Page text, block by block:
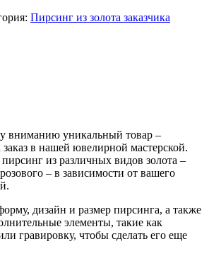
Пирсинг из золота заказчика
вниманию уникальный товар –
заказ в нашей ювелирной мастерской.
из различных видов золота –
– в зависимости от вашего
дизайн и размер пирсинга, а также
элементы, такие как
гравировку, чтобы сделать его еще